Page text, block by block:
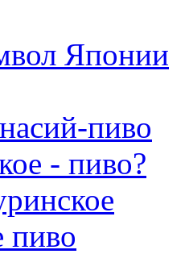
Японии
пиво
- пиво?
пиво